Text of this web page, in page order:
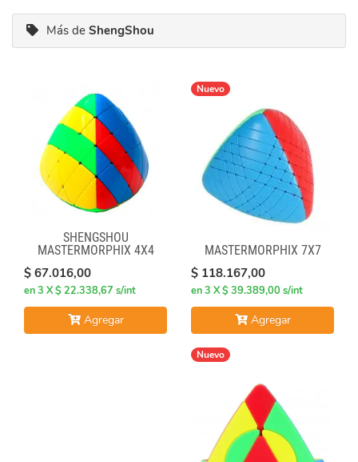
Más de ShengShou
SHENGSHOU
MASTERMORPHIX 4X4
$ 67.016,00
en 3 X $ 22.338,67 s/int
Agregar
Nuevo
MASTERMORPHIX 7X7
$ 118.167,00
en 3 X $ 39.389,00 s/int
Agregar
Nuevo